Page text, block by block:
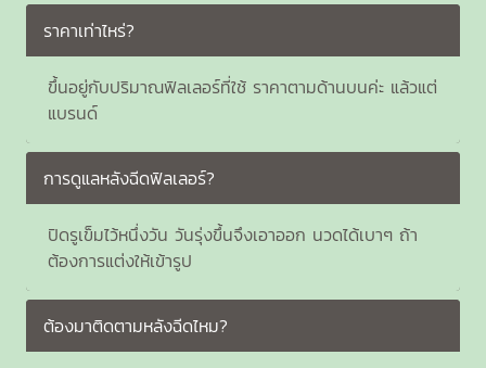
ราคาเท่าไหร่?
ขึ้นอยู่กับปริมาณฟิลเลอร์ที่ใช้ ราคาตามด้านบนค่ะ แล้วแต่
แบรนด์
การดูแลหลังฉีดฟิลเลอร์?
ปิดรูเข็มไว้หนึ่งวัน วันรุ่งขึ้นจึงเอาออก นวดได้เบาๆ ถ้า
ต้องการแต่งให้เข้ารูป
ต้องมาติดตามหลังฉีดไหม?